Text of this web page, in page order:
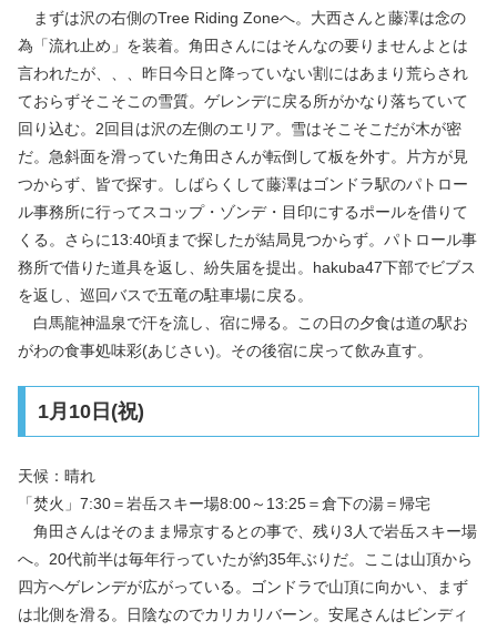
まずは沢の右側のTree Riding Zoneへ。大西さんと藤澤は念の
為「流れ止め」を装着。角田さんにはそんなの要りませんよとは
言われたが、、、昨日今日と降っていない割にはあまり荒らされ
ておらずそこそこの雪質。ゲレンデに戻る所がかなり落ちていて
回り込む。2回目は沢の左側のエリア。雪はそこそこだが木が密
だ。急斜面を滑っていた角田さんが転倒して板を外す。片方が見
つからず、皆で探す。しばらくして藤澤はゴンドラ駅のパトロー
ル事務所に行ってスコップ・ゾンデ・目印にするポールを借りて
くる。さらに13:40頃まで探したが結局見つからず。パトロール事
務所で借りた道具を返し、紛失届を提出。hakuba47下部でビブス
を返し、巡回バスで五竜の駐車場に戻る。
白馬龍神温泉で汗を流し、宿に帰る。この日の夕食は道の駅お
がわの食事処味彩(あじさい)。その後宿に戻って飲み直す。
1月10日(祝)
天候：晴れ
「焚火」7:30＝岩岳スキー場8:00～13:25＝倉下の湯＝帰宅
角田さんはそのまま帰京するとの事で、残り3人で岩岳スキー場
へ。20代前半は毎年行っていたが約35年ぶりだ。ここは山頂から
四方へゲレンデが広がっている。ゴンドラで山頂に向かい、まず
は北側を滑る。日陰なのでカリカリバーン。安尾さんはビンディ